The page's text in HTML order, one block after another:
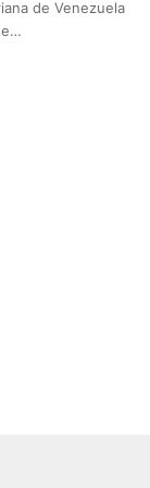
de Venezuela